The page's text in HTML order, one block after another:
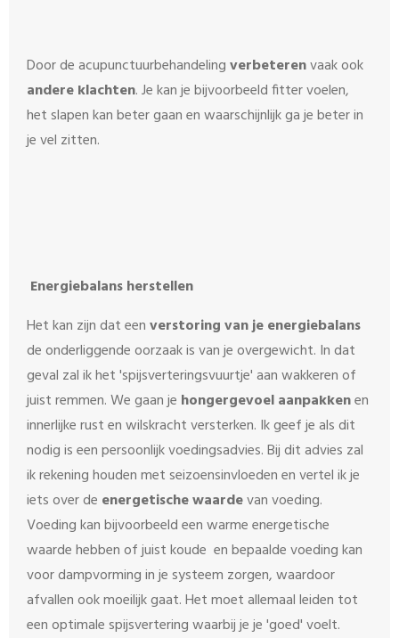
Door de acupunctuurbehandelingverbeterenvaak ook
andere klachten. Je kan je bijvoorbeeld fitter voelen,
het slapen kan beter gaan en waarschijnlijk ga je beter in
je vel zitten.
Energiebalans herstellen
Het kan zijn dat eenverstoring van je energiebalans
de onderliggende oorzaak is van je overgewicht. In dat
geval zal ik het 'spijsverteringsvuurtje' aan wakkeren of
juist remmen. We gaan je hongergevoel aanpakkenen
innerlijke rust en wilskracht versterken. Ik geef je als dit
nodig is een persoonlijk voedingsadvies. Bij dit advies zal
ik rekening houden met seizoensinvloeden en vertel ik je
iets over de energetische waardevan voeding.
Voeding kan bijvoorbeeld een warme energetische
waarde hebben of juist koude en bepaalde voeding kan
voor dampvorming in je systeem zorgen, waardoor
afvallen ook moeilijk gaat. Het moet allemaal leiden tot
een optimale spijsvertering waarbij je je 'goed' voelt.